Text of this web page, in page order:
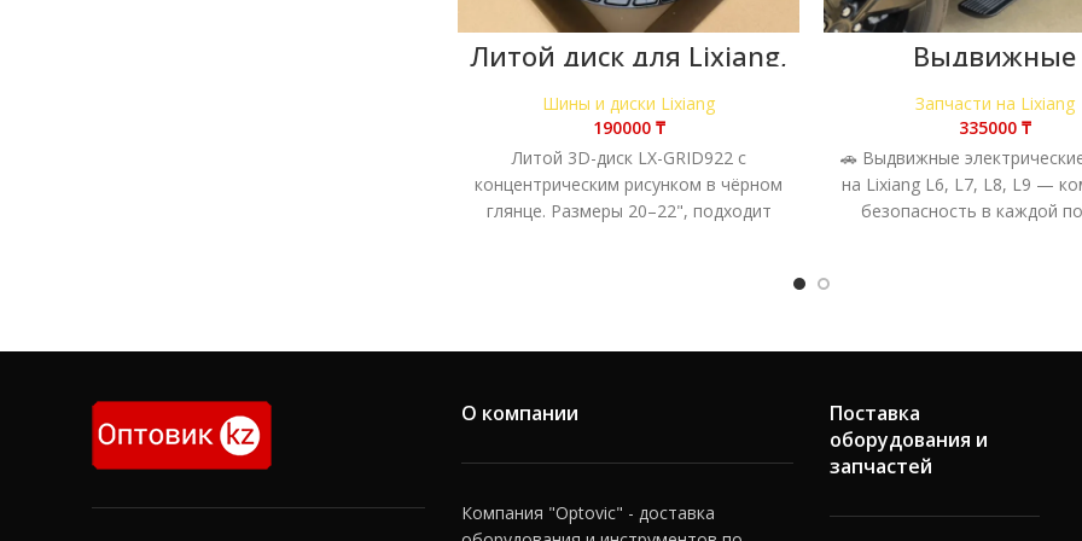
Литой диск для Lixiang,
концентрический 3D-
дизайн
Шины и диски Lixiang
₸
Литой 3D-диск LX-GRID922 с
концентрическим рисунком в чёрном
глянце. Размеры 20–22", подходит
Выдвижные
электрические
на Lixiang L6, L7,
Запчасти на Lixiang
₸
🚗 Выдвижные
на Lixiang L6, L7, L8, L9 —
безопасность в каждой
О компании
Компания "Optovic" - доставка
Поставка
оборудования и
запчастей